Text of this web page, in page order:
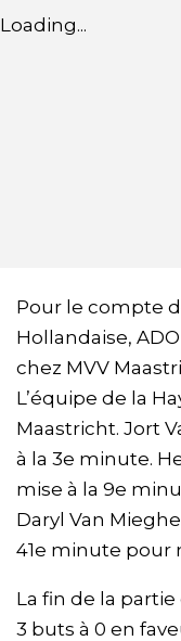
Loading...
Pour le compte
Hollandaise,
chez MVV
L’équipe de la
Maastricht. Jort
à la 3e minute.
mise à la 9e
Daryl Van
41e minute pour
La fin de la
3 buts à 0 en